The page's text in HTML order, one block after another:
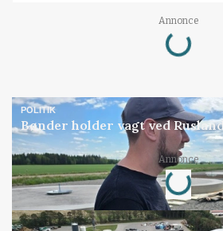
Annonce
Loading...
POLITIK
Bønder holder vagt ved
Annonce
Loading...